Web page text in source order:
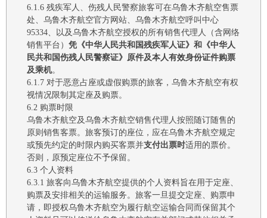
6.1.6 残疾军人、伤残人民警察旅客可在乌鲁木齐航空售票
处、乌鲁木齐航空官方网站、乌鲁木齐航空呼叫中心
95334、以及乌鲁木齐航空授权的所有销售代理人（含网络
销售平台） 凭 《中华人民共和国残疾军人证》和《中华人
民共和国伤残人民警察证》 原件及本人有效身份证件购票
及乘机。
6.1.7 对于恶意占座或虚假购票的旅客， 乌鲁木齐航空有权
视情况限制其定座及购票。
6.2 购票时限
乌鲁木齐航空及乌鲁木齐航空销售代理人按照随订随售的
原则销售客票。旅客预订的座位，应在乌鲁木齐航空规定
或预先约定的时限内购买客票并支付出票时适用的票价。
否则，原预定座位不予保留。
6.3 个人资料
6.3.1 旅客向乌鲁木齐航空提供的个人资料旨在用于定座、
购票及安排相关的运输服务。 旅客一旦提交定座、购票申
请，即授权乌鲁木齐航空为履行航空运输合同而保留其个